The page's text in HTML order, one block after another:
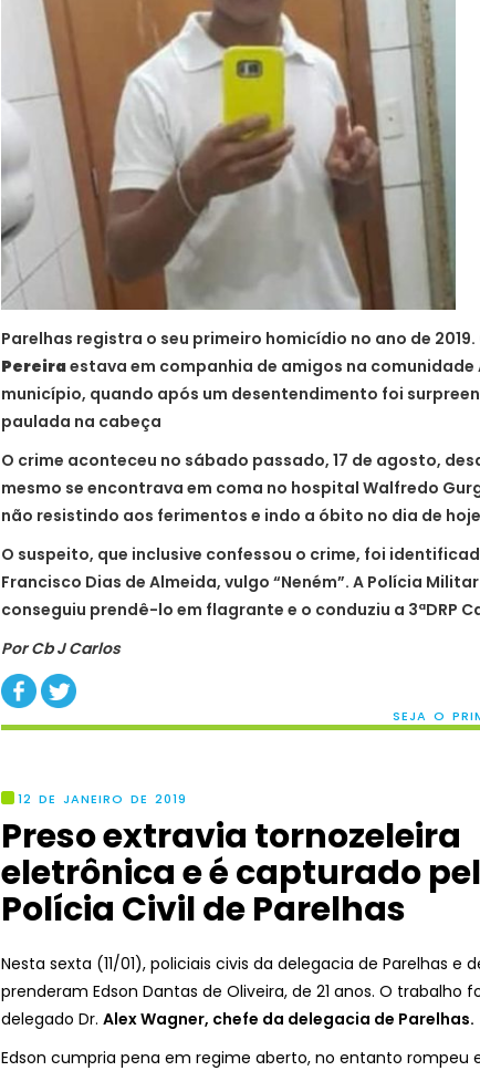
Parelhas registra o seu primeiro homicídio no ano de 2019.
Pereiraestava em companhia de amigos na comunidade
município, quando após um desentendimento foi
paulada na cabeça
O crime aconteceu no sábado passado, 17 de agosto,
mesmo se encontrava em coma no hospital Walfredo
não resistindo aos ferimentos e indo a óbito no dia de
O suspeito, que inclusive confessou o crime, foi
Francisco Dias de Almeida, vulgo “Neném”. A Polícia
conseguiu prendê-lo em flagrante e o conduziu a 3ªDRP
Por Cb J Carlos
SEJA O
12 DE JANEIRO DE 2019
Preso extravia tornozeleira
eletrônica e é capturado
Polícia Civil de Parelhas
Nesta sexta (11/01), policiais civis da delegacia de Parelhas e
prenderam Edson Dantas de Oliveira, de 21 anos. O trabalho
delegado Dr. Alex Wagner, chefe da delegacia de Parelhas.
Edson cumpria pena em regime aberto, no entanto rompeu